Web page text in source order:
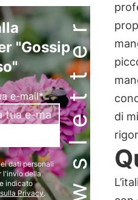
Newsletter
"Gossip
e-mail*
dati personali
l'invio della
indicato
Privacy.
di